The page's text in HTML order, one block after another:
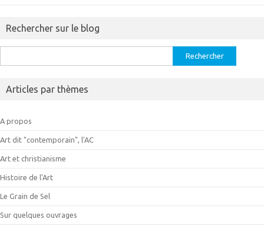
Rechercher sur le blog
Articles par thèmes
A propos
Art dit "contemporain", l'AC
Art et christianisme
Histoire de l'Art
Le Grain de Sel
Sur quelques ouvrages